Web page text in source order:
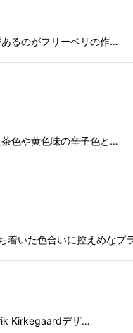
るのがフリーベリの作…
色や黄色味の辛子色と…
着いた色合いに控えめなプ
Kirkegaardデザ…